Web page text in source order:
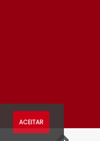
ACEITAR